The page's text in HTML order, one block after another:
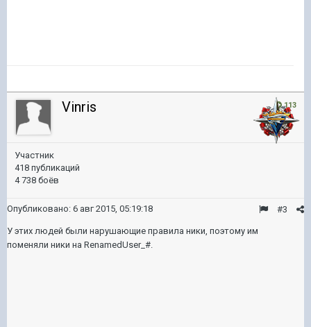
113
Vinris
Участник
418 публикаций
4 738 боёв
#3
Опубликовано: 6 авг 2015, 05:19:18
У этих людей были нарушающие правила ники, поэтому им
поменяли ники на RenamedUser_#.